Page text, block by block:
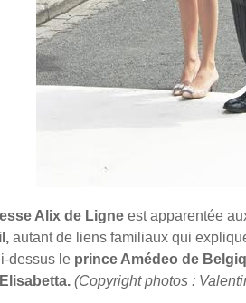
Alix de Ligne est apparentée
autant de liens familiaux qui
dessus le prince Amédeo de
(Copyright photos :